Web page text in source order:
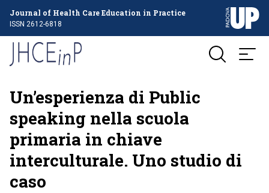
Journal of Health Care Education in Practice
ISSN 2612-6818
Un’esperienza di Public
speaking nella scuola
primaria in chiave
interculturale. Uno studio di
caso